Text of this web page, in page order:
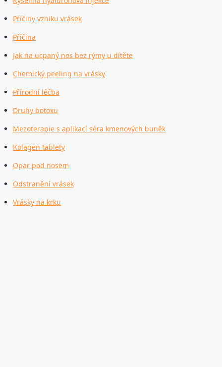
Příčiny vzniku vrásek
Příčina
Jak na ucpaný nos bez rýmy u dítěte
Chemický peeling na vrásky
Přírodní léčba
Druhy botoxu
Mezoterapie s aplikací séra kmenových buněk
Kolagen tablety
Opar pod nosem
Odstranění vrásek
Vrásky na krku